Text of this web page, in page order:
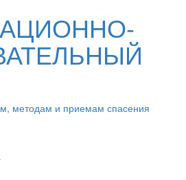
методам и приемам спасения